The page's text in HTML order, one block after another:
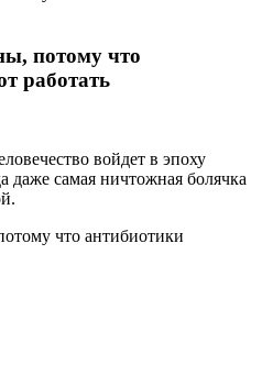
потому что
работать
войдет в эпоху
даже самая ничтожная болячка